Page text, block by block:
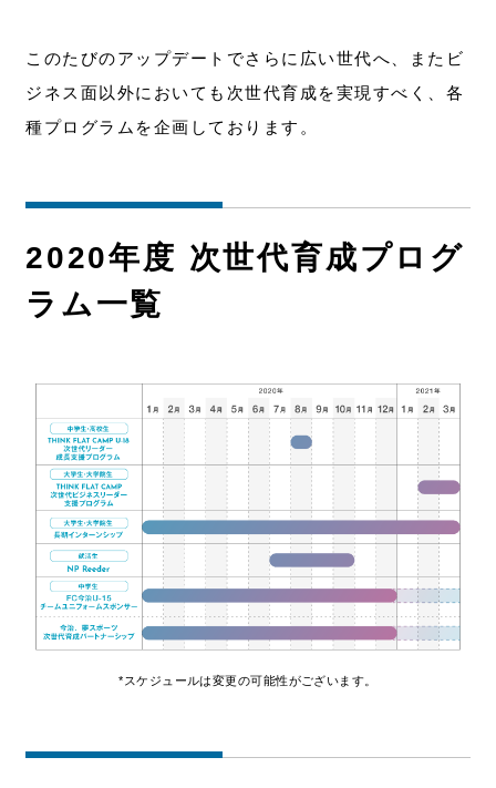
このたびのアップデートでさらに広い世代へ、またビ
ジネス面以外においても次世代育成を実現すべく、各
種プログラムを企画しております。
2020年度 次世代育成プログ
ラム一覧
*スケジュールは変更の可能性がございます。